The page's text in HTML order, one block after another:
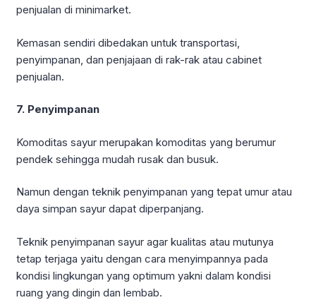
penjualan di minimarket.
Kemasan sendiri dibedakan untuk transportasi,
penyimpanan, dan penjajaan di rak-rak atau cabinet
penjualan.
7. Penyimpanan
Komoditas sayur merupakan komoditas yang berumur
pendek sehingga mudah rusak dan busuk.
Namun dengan teknik penyimpanan yang tepat umur atau
daya simpan sayur dapat diperpanjang.
Teknik penyimpanan sayur agar kualitas atau mutunya
tetap terjaga yaitu dengan cara menyimpannya pada
kondisi lingkungan yang optimum yakni dalam kondisi
ruang yang dingin dan lembab.